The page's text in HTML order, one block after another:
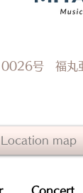
号 福丸
Location map
Concert